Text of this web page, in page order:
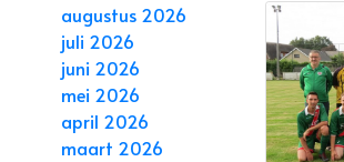
augustus 2026
juli 2026
juni 2026
mei 2026
april 2026
maart 2026